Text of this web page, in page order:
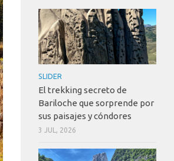
SLIDER
El trekking secreto de
Bariloche que sorprende por
sus paisajes y cóndores
3 JUL, 2026